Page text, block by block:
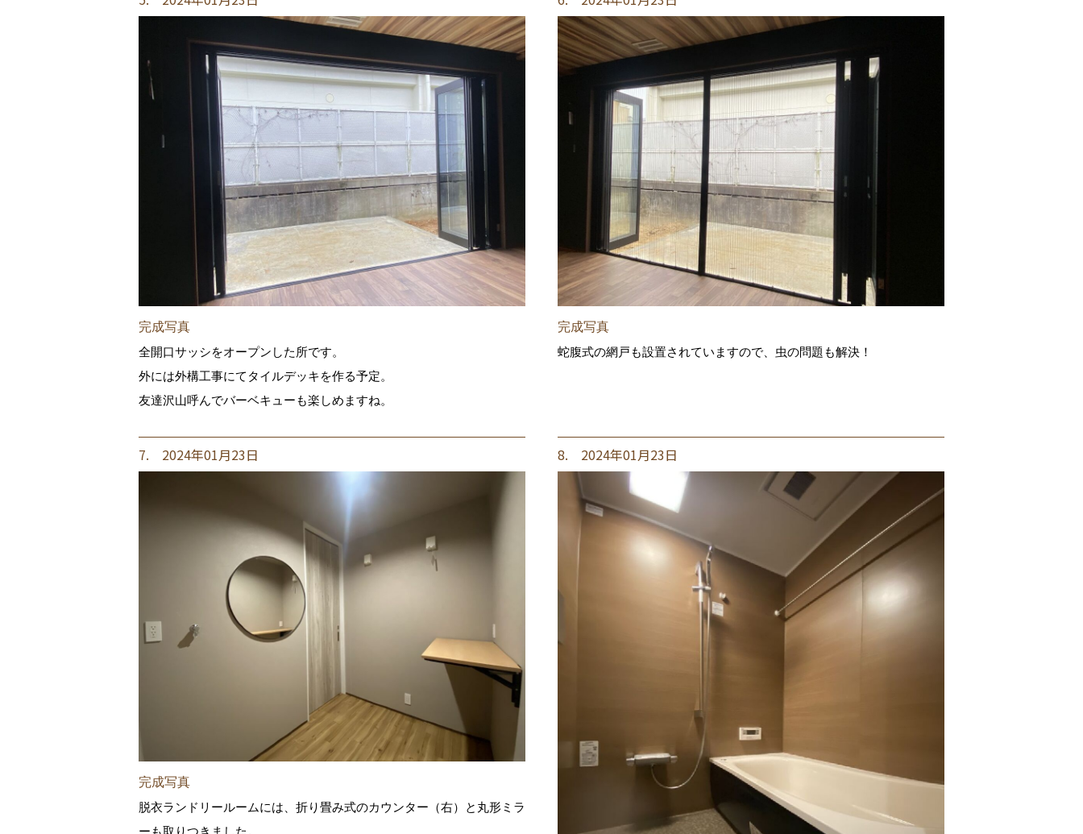
完成写真
全開口サッシをオープンした所です。
外には外構工事にてタイルデッキを作る予定。
友達沢山呼んでバーベキューも楽しめますね。
完成写真
蛇腹式の網戸も設置されていますので、虫の問題も解決！
7. 2024年01月23日
完成写真
脱衣ランドリールームには、折り畳み式のカウンター（右）と丸形ミラ
ーも取りつきました。
8. 2024年01月23日